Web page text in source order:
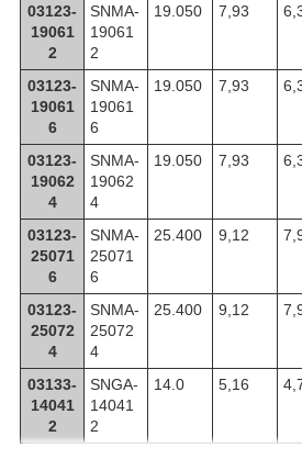
03123-
19061
2
SNMA-
19061
2
19.050 7,93
03123-
19061
6
SNMA-
19061
6
19.050 7,93
03123-
19062
4
SNMA-
19062
4
19.050 7,93
03123-
25071
6
SNMA-
25071
6
25.400 9,12
03123-
25072
4
SNMA-
25072
4
25.400 9,12
03133-
14041
2
SNGA-
14041
2
14.0 5,16